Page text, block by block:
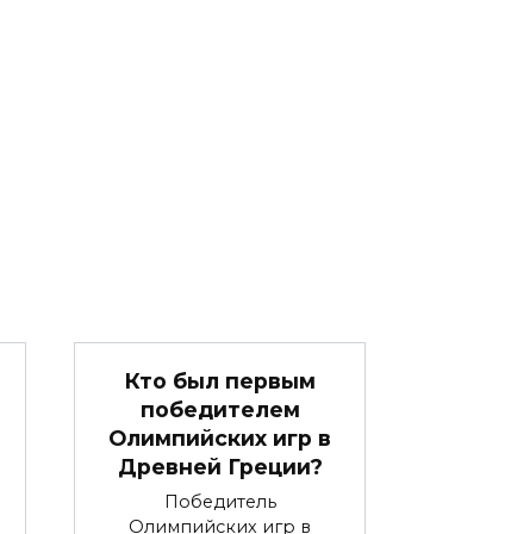
Кто был первым
победителем
Олимпийских игр в
Древней Греции?
Победитель
Олимпийских игр в